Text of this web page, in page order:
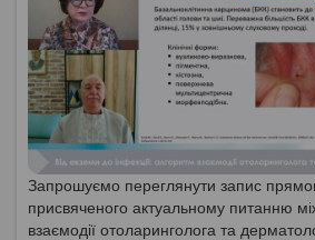
Запрошуємо переглянути запис
присвяченого актуальному питанню
взаємодії отоларинголога та